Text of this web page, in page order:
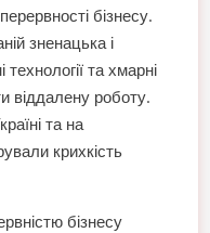
бізнесу.
зненацька і
та хмарні
віддалену роботу.
та на
крихкість
бізнесу